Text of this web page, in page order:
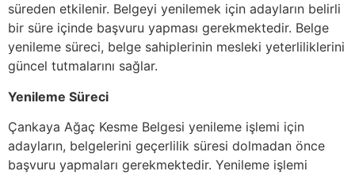
süreden etkilenir. Belgeyi yenilemek için adayların belirli
bir süre içinde başvuru yapması gerekmektedir. Belge
yenileme süreci, belge sahiplerinin mesleki yeterliliklerini
güncel tutmalarını sağlar.
Yenileme Süreci
Çankaya Ağaç Kesme Belgesi yenileme işlemi için
adayların, belgelerini geçerlilik süresi dolmadan önce
başvuru yapmaları gerekmektedir. Yenileme işlemi